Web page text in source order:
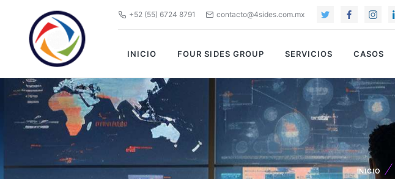
+52 (55) 6724 8791 contacto@4sides.com.mx
INICIO FOUR SIDES GROUP SERVICIOS CASOS
INICIO